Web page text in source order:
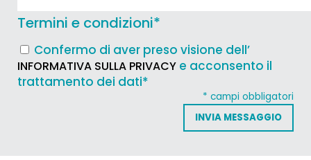
Termini e condizioni*
Confermo di aver preso visione dell’
INFORMATIVA SULLA PRIVACY e acconsento il
trattamento dei dati*
* campi obbligatori